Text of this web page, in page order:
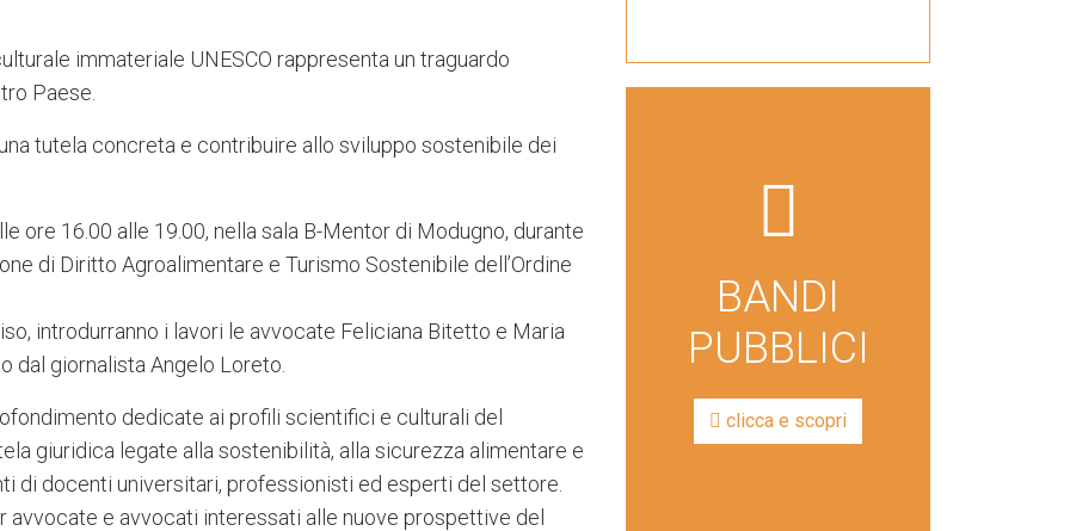
immateriale UNESCO rappresenta un traguardo
Paese.
tutela concreta e contribuire allo sviluppo sostenibile dei
ore 16.00 alle 19.00, nella sala B-Mentor di Modugno, durante
di Diritto Agroalimentare e Turismo Sostenibile dell’Ordine
introdurranno i lavori le avvocate Feliciana Bitetto e Maria
dal giornalista Angelo Loreto.
dedicate ai profili scientifici e culturali del
giuridica legate alla sostenibilità, alla sicurezza alimentare e
di docenti universitari, professionisti ed esperti del settore.
avvocate e avvocati interessati alle nuove prospettive del
lines
BANDI
PUBBLICI
clicca e scopri